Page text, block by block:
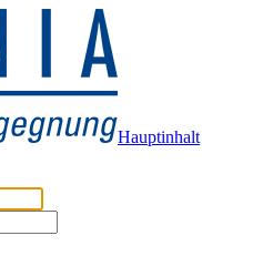
Hauptinhalt